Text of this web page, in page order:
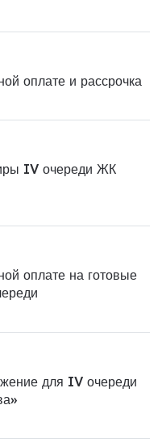
оплате и рассрочка
IV очереди ЖК
оплате на готовые
для IV очереди